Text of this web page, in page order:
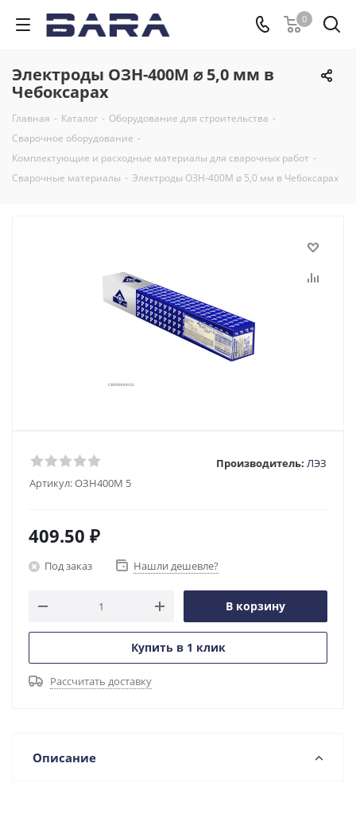
0
Электроды ОЗН-400М ⌀ 5,0 мм в
Чебоксарах
Главная - Каталог - Оборудование для строительства -
Сварочное оборудование -
Комплектующие и расходные материалы для сварочных работ -
Сварочные материалы - Электроды ОЗН-400М ⌀ 5,0 мм в Чебоксарах
Артикул:ОЗН400М 5
Производитель: ЛЭЗ
409.50 ₽
Под заказ Нашли дешевле?
В корзину
Купить в 1 клик
Рассчитать доставку
Описание